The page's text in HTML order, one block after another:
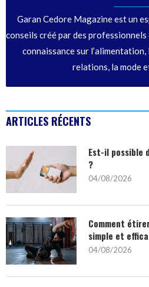
Garan Cedore Magazine est un
conseils créé par des
connaissance sur
relations, la mode
ARTICLES RÉCENTS
Est-il possible
?
04/08/2026
Comment
simple et
04/08/2026